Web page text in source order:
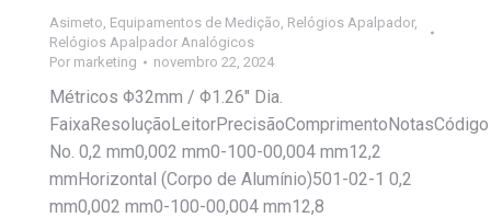
Asimeto, Equipamentos de Medição, Relógios Apalpador,
Relógios Apalpador Analógicos
Por marketing novembro 22, 2024
Métricos Φ32mm / Φ1.26″ Dia.
FaixaResoluçãoLeitorPrecisãoComprimentoNotasCódigo
No. 0,2 mm0,002 mm0-100-00,004 mm12,2
mmHorizontal (Corpo de Alumínio)501-02-1 0,2
mm0,002 mm0-100-00,004 mm12,8